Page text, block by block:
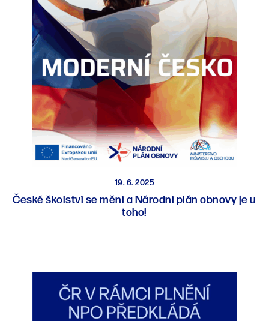
19. 6. 2025
České školství se mění a Národní plán obnovy je u
toho!